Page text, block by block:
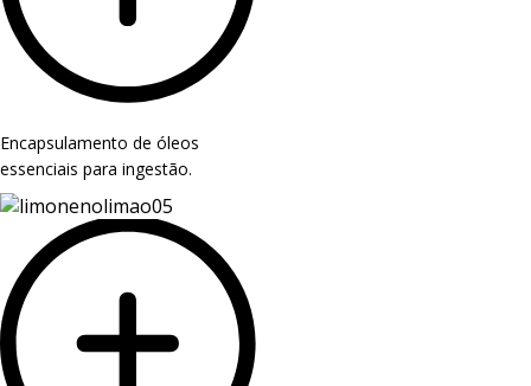
Encapsulamento de óleos
essenciais para ingestão.